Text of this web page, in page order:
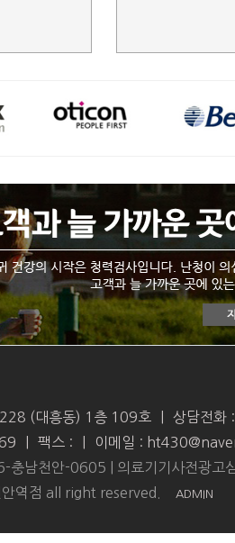
228 (대흥동) 1층 109호
상담전화
팩스 :
이메일 :
충남천안-0605 | 의료기기사전광고
역점 all right reserved.
ADMIN